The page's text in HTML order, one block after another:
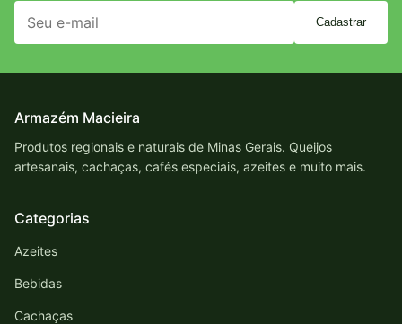
Cadastrar
Armazém Macieira
Produtos regionais e naturais de Minas Gerais. Queijos
artesanais, cachaças, cafés especiais, azeites e muito mais.
Categorias
Azeites
Bebidas
Cachaças